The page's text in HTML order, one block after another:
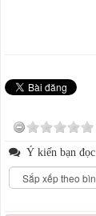
Ý kiến bạn đọc